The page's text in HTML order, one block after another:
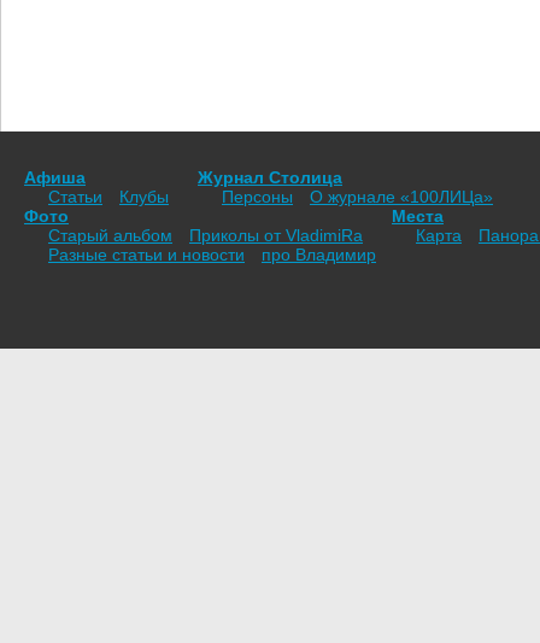
Афиша
Статьи
Клубы
Журнал Столица
Персоны
О журнале «100ЛИЦа»
Фото
Старый альбом
Приколы от VladimiRа
Места
Карта
Разные статьи и новости
про Владимир